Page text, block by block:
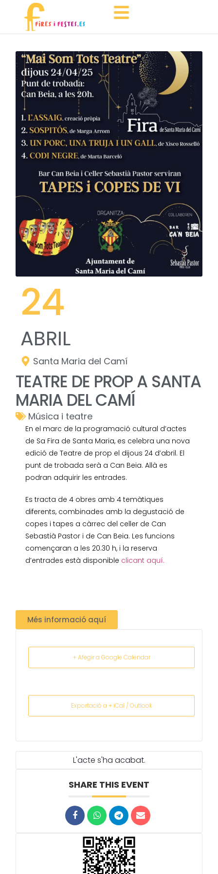
L'acte s'ha acabat.
SHARE THIS EVENT
24
ABRIL
Santa Maria del Camí
TEATRE DE PROP A SANTA
MARIA DEL CAMÍ
Música i teatre
En el marc de la programació cultural d’actes
de Sa Fira de Santa Maria, es celebra una nova
edició de Teatre de prop el dijous 24 d’abril. El
punt de trobada serà a Can Beia. Allà es
podran adquirir les entrades.
Es tracta de 4 obres amb 4 temàtiques
diferents, combinades amb la degustació de
copes i tapes a càrrec del celler de Can
Sebastià Pastor i de Can Beia. Les funcions
començaran a les 20.30 h, i la reserva
d’entrades està disponible clicant aquí.
Més informació aquí
+ Afegir a Google Calendar
Exportació a + iCal / Outlook